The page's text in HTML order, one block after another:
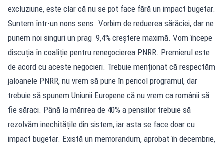
excluziune, este clar că nu se pot face fără un impact bugetar.
Suntem într-un nons sens. Vorbim de reduerea sărăciei, dar ne
punem noi singuri un prag 9,4% creștere maximă. Vom începe
discuția în coaliție pentru renegocierea PNRR. Premierul este
de acord cu aceste negocieri. Trebuie menționat că respectăm
jaloanele PNRR, nu vrem să pune în pericol programul, dar
trebuie să spunem Uniunii Europene că nu vrem ca românii să
fie săraci. Până la mărirea de 40% a pensiilor trebuie să
rezolvăm inechitățile din sistem, iar asta se face doar cu
impact bugetar. Există un memorandum, aprobat în decembrie,